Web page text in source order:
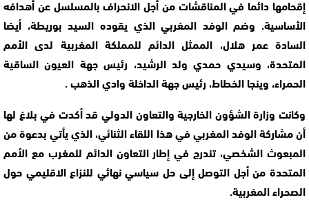
إقحامها دائما في المناقشات من أجل الانحراف بالمسلسل عن أهدافه
الأساسية. وضم الوفد المغربي الذي يقوده السيد بوريطة، أيضا
السادة عمر هلال، الممثل الدائم للمملكة المغربية لدى الأمم
المتحدة، وسيدي حمدي ولد الرشيد، رئيس جهة العيون الساقية
الحمراء، وينجا الخطاط، رئيس جهة الداخلة وادي الذهب .
وكانت وزارة الشؤون الخارجية والتعاون الدولي قد أكدت في بلاغ لها
أن مشاركة الوفد المغربي في هذا اللقاء الثنائي، الذي يأتي بدعوة من
المبعوث الشخصي، تندرج في إطار التعاون الدائم للمغرب مع الأمم
المتحدة من أجل التوصل إلى حل سياسي نهائي للنزاع الاقليمي حول
الصحراء المغربية.